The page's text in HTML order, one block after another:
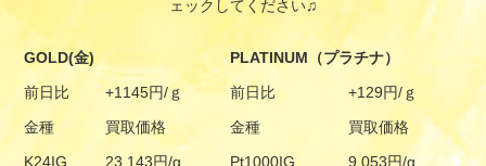
ェックしてください♫
GOLD(金)
PLATINUM（プラチナ）
前日比
+1145円/ｇ 前日比
+129円/ｇ
金種
買取価格 金種
買取価格
K24IG
23,143円/g Pt1000IG
9,053円/g